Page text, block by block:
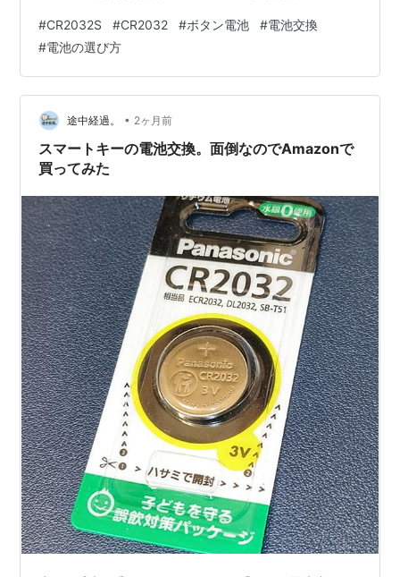
ね。 見た目はほとんど同じに見えますし、数字も似てい
ます。だからこそ、何となく使えそうな気もするけれ
ど、機器が壊れたら困るし、買い間違いも避けたいとこ
ろです。 この記事では、CR2032SとCR2032の違いや、
代用できる可能性があるケース、買う前に確認したいポ
イントを初心者の方にもわかりや…
#CR2032S #CR2032 #ボタン電池 #電池交換
#電池の選び方
途中経過。 • 2ヶ月前
スマートキーの電池交換。面倒なのでAmazonで
買ってみた